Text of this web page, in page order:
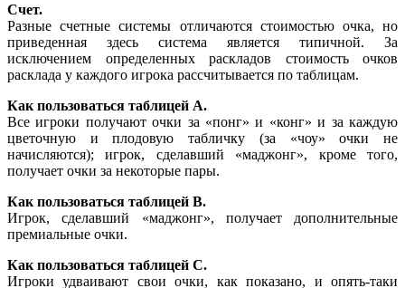
Счет.
Разные счетные системы отличаются стоимостью очка, но
приведенная здесь система является типичной. За
исключением определенных раскладов стоимость очков
расклада у каждого игрока рассчитывается по таблицам.
Как пользоваться таблицей А.
Все игроки получают очки за «понг» и «конг» и за каждую
цветочную и плодовую табличку (за «чоу» очки не
начисляются); игрок, сделавший «маджонг», кроме того,
получает очки за некоторые пары.
Как пользоваться таблицей В.
Игрок, сделавший «маджонг», получает дополнительные
премиальные очки.
Как пользоваться таблицей С.
Игроки удваивают свои очки, как показано, и опять-таки